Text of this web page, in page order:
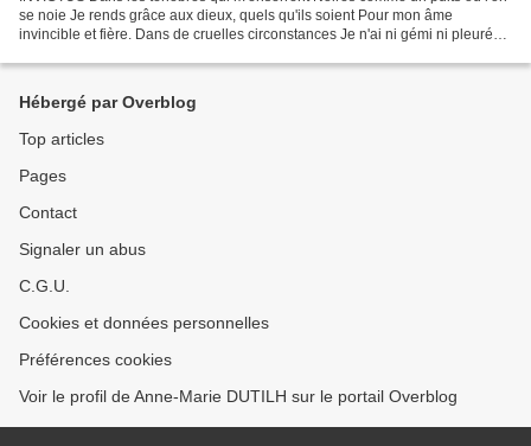
se noie Je rends grâce aux dieux, quels qu'ils soient Pour mon âme
invincible et fière. Dans de cruelles circonstances Je n'ai ni gémi ni pleuré
Hébergé par Overblog
Top articles
Pages
Contact
Signaler un abus
C.G.U.
Cookies et données personnelles
Préférences cookies
Voir le profil de Anne-Marie DUTILH sur le portail Overblog